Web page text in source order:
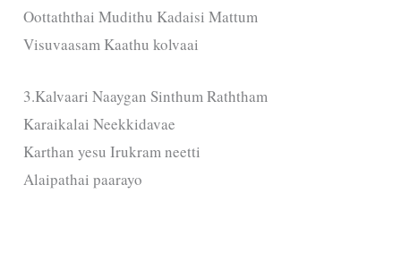
Oottaththai Mudithu Kadaisi Mattum
Visuvaasam Kaathu kolvaai
3.Kalvaari Naaygan Sinthum Raththam
Karaikalai Neekkidavae
Karthan yesu Irukram neetti
Alaipathai paarayo